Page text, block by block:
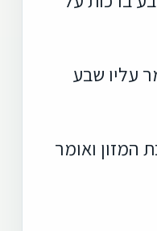
עליו שבע
המזון ואומר